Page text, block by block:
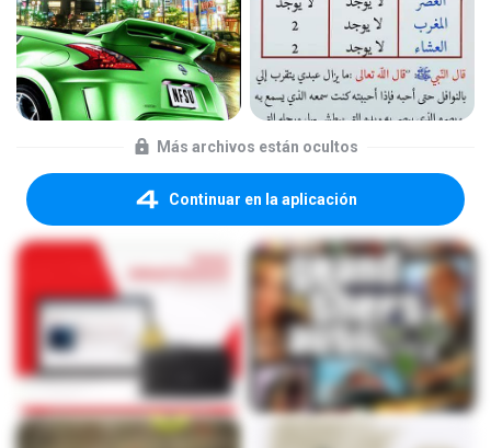
Más archivos están ocultos
Continuar en la aplicación